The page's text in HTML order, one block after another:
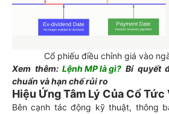
Cổ phiếu điều chỉnh giá vào
Xem thêm:Lệnh MP là gì? Bí quyết
chuẩn và hạn chế rủi ro
Hiệu Ứng Tâm Lý Của Cổ
Bên cạnh tác động kỹ thuật, thông